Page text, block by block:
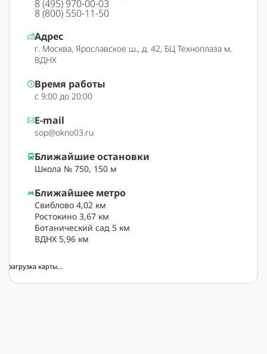
8 (495) 970-00-03
8 (800) 550-11-50
Адрес
г. Москва, Ярославское ш., д. 42, БЦ Техноплаза м.
ВДНХ
Время работы
с 9:00 до 20:00
E-mail
sop@okno03.ru
Ближайшее метро
Свиблово 4,02 км
Ростокино 3,67 км
Ботанический сад 5 км
ВДНХ 5,96 км
Ближайшие остановки
Школа № 750, 150 м
загрузка карты...